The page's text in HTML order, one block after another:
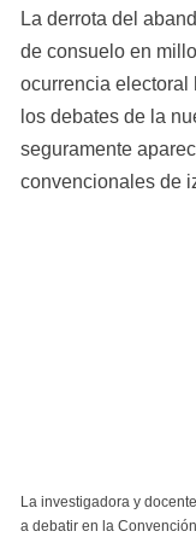
La derrota del
de consuelo en
ocurrencia electoral
los debates de la
seguramente
convencionales de
La investigadora y
a debatir en la